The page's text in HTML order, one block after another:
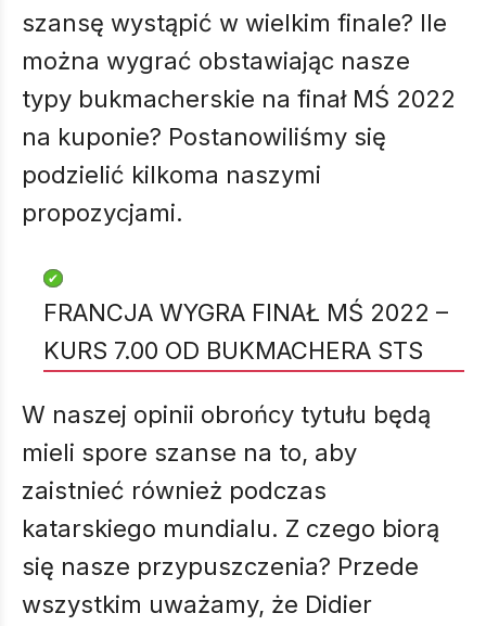
szansę wystąpić w wielkim finale? Ile
można wygrać obstawiając nasze
typy bukmacherskie na finał MŚ 2022
na kuponie? Postanowiliśmy się
podzielić kilkoma naszymi
propozycjami.
FRANCJA WYGRA FINAŁ MŚ 2022 –
KURS 7.00 OD BUKMACHERA STS
W naszej opinii obrońcy tytułu będą
mieli spore szanse na to, aby
zaistnieć również podczas
katarskiego mundialu. Z czego biorą
się nasze przypuszczenia? Przede
wszystkim uważamy, że Didier